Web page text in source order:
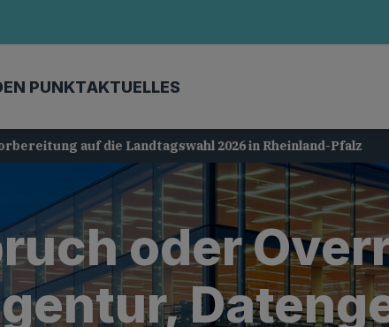
PUNKTAKTUELLES
auf die Landtagswahl 2026 in Rheinland-Pfalz
oder